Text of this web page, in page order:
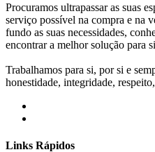
Procuramos ultrapassar as suas
serviço possível na compra e na
fundo as suas necessidades,
encontrar a melhor solução para
Trabalhamos para si, por si e
honestidade, integridade,
Links Rápidos